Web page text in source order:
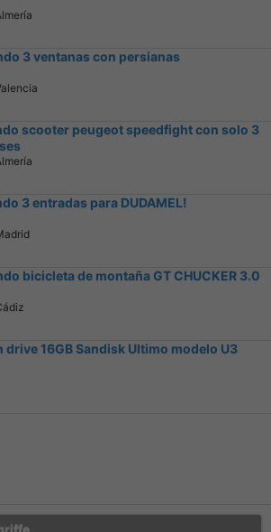
3 ventanas con persianas
scooter peugeot speedfight con solo 3
3 entradas para DUDAMEL!
bicicleta de montaña GT CHUCKER 3.0
drive 16GB Sandisk Ultimo modelo U3